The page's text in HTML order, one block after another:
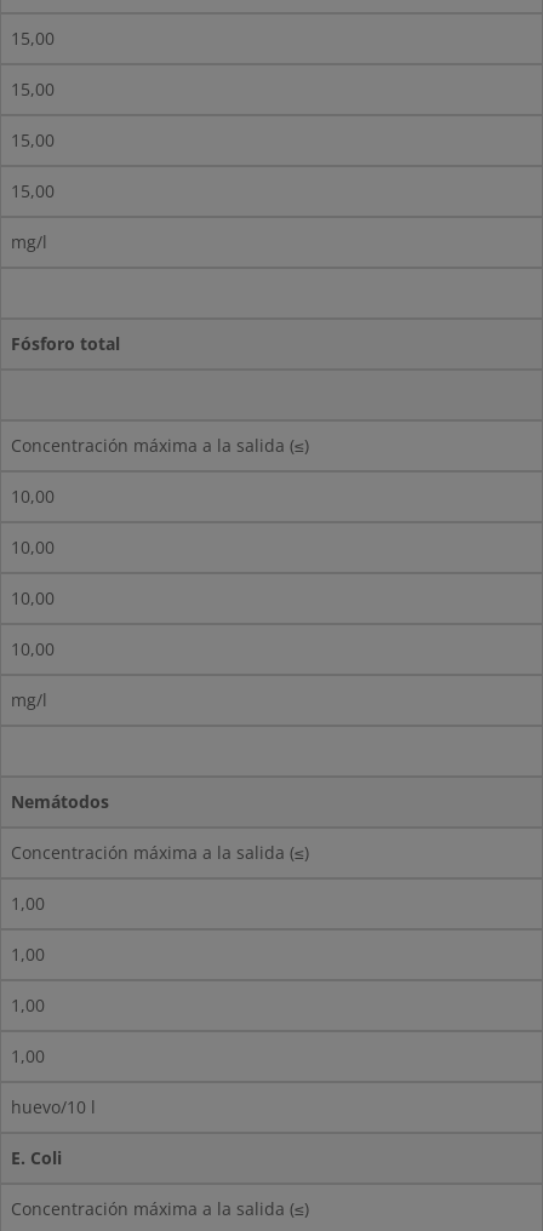
15,00
15,00
15,00
15,00
mg/l
Fósforo total
Concentración máxima a la salida (≤)
10,00
10,00
10,00
10,00
mg/l
Nemátodos
Concentración máxima a la salida (≤)
1,00
1,00
1,00
1,00
huevo/10 l
E. Coli
Concentración máxima a la salida (≤)